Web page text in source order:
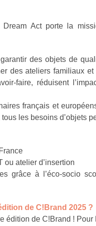
Act porte la
des objets de
des ateliers familiaux
faire, réduisent
français et
les besoins d’objets
ou atelier d’insertion
grâce à l’éco-socio
de C!Brand 2025 ?
de C!Brand ! Pour